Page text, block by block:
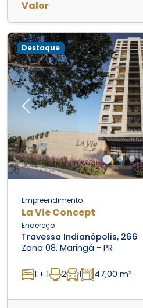
Valor
Previous
Destaque
Empreendimento
La Vie Concept
Endereço
Travessa Indianópolis, 266
Zona 08, Maringá - PR
1 + 1 2 1 47,00 m²